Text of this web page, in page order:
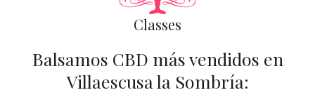
Classes
Balsamos CBD más vendidos en
Villaescusa la Sombría: